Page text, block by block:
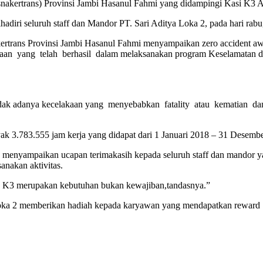
Provinsi Jambi Hasanul Fahmi yang didampingi Kasi K3
seluruh staff dan Mandor PT. Sari Aditya Loka 2, pada hari
Provinsi Jambi Hasanul Fahmi menyampaikan zero accident
yang telah berhasil dalam melaksanakan program Keselamatan
adanya kecelakaan yang menyebabkan fatality atau kematian
3.783.555 jam kerja yang didapat dari 1 Januari 2018 – 31
ucapan terimakasih kepada seluruh staff dan mandor
aktivitas.
merupakan kebutuhan bukan kewajiban,tandasnya.”
2 memberikan hadiah kepada karyawan yang mendapatkan